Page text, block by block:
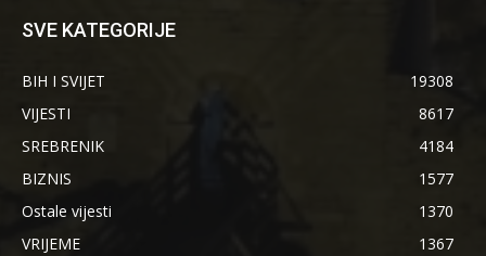
SVE KATEGORIJE
BIH I SVIJET
19308
VIJESTI
8617
SREBRENIK
4184
BIZNIS
1577
Ostale vijesti
1370
VRIJEME
1367